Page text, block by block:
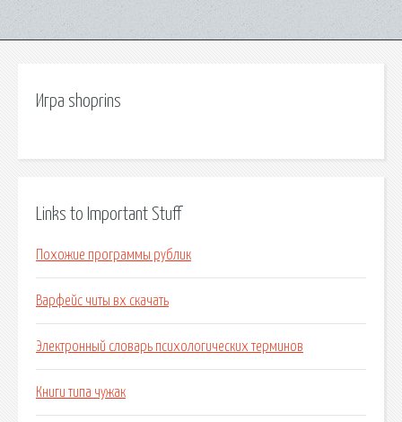
Игра shoprins
Links to Important Stuff
Похожие программы рублик
Варфейс читы вх скачать
Электронный словарь психологических терминов
Книги типа чужак